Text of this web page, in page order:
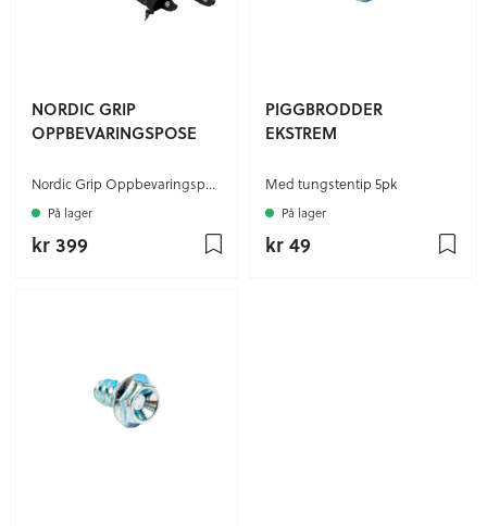
NORDIC GRIP
OPPBEVARINGSPOSE
Nordic Grip Oppbevaringspose
På lager
kr 399
PIGGBRODDER
EKSTREM
Med tungstentip 5pk
På lager
kr 49